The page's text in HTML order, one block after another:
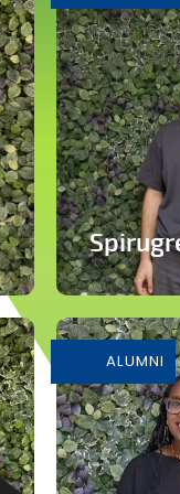
En savoir
ALUMNI